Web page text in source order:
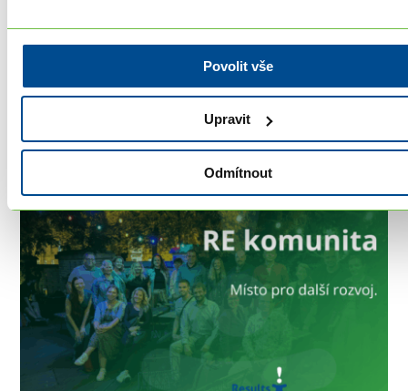
Povolit vše
Upravit
Odmítnout
ZDARMA
Kdekoliv
Dozvíte se, co koučink skutečně je a zda je pro…